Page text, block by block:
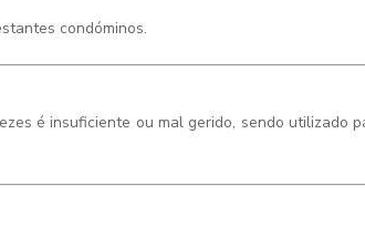
condóminos.
é insuficiente ou mal gerido, sendo utilizado